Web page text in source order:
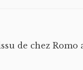
de chez Romo